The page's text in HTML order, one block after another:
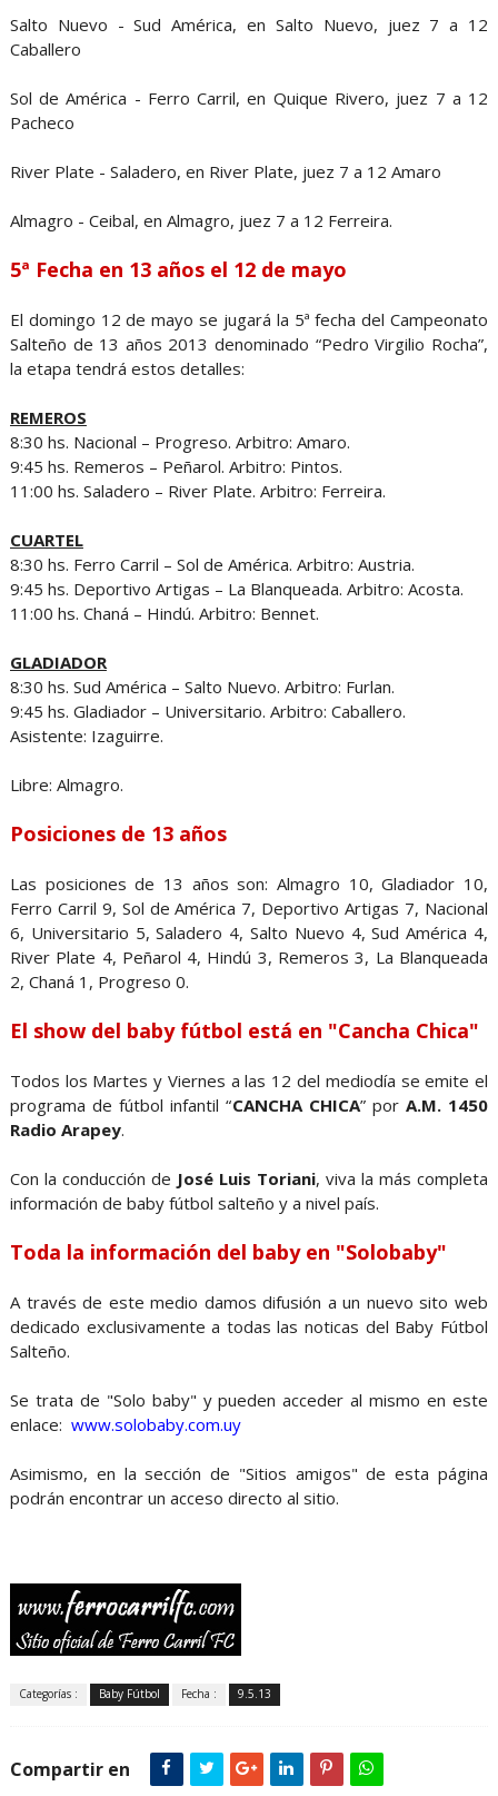
Salto Nuevo - Sud América, en Salto Nuevo, juez 7 a 12
Caballero
Sol de América - Ferro Carril, en Quique Rivero, juez 7 a 12
Pacheco
River Plate - Saladero, en River Plate, juez 7 a 12 Amaro
Almagro - Ceibal, en Almagro, juez 7 a 12 Ferreira.
5ª Fecha en 13 años el 12 de mayo
El domingo 12 de mayo se jugará la 5ª fecha del Campeonato
Salteño de 13 años 2013 denominado “Pedro Virgilio Rocha”,
la etapa tendrá estos detalles:
REMEROS
8:30 hs. Nacional – Progreso. Arbitro: Amaro.
9:45 hs. Remeros – Peñarol. Arbitro: Pintos.
11:00 hs. Saladero – River Plate. Arbitro: Ferreira.
CUARTEL
8:30 hs. Ferro Carril – Sol de América. Arbitro: Austria.
9:45 hs. Deportivo Artigas – La Blanqueada. Arbitro: Acosta.
11:00 hs. Chaná – Hindú. Arbitro: Bennet.
GLADIADOR
8:30 hs. Sud América – Salto Nuevo. Arbitro: Furlan.
9:45 hs. Gladiador – Universitario. Arbitro: Caballero.
Asistente: Izaguirre.
Libre: Almagro.
Posiciones de 13 años
Las posiciones de 13 años son: Almagro 10, Gladiador 10,
Ferro Carril 9, Sol de América 7, Deportivo Artigas 7, Nacional
6, Universitario 5, Saladero 4, Salto Nuevo 4, Sud América 4,
River Plate 4, Peñarol 4, Hindú 3, Remeros 3, La Blanqueada
2, Chaná 1, Progreso 0.
El show del baby fútbol está en "Cancha Chica"
Todos los Martes y Viernes a las 12 del mediodía se emite el
programa de fútbol infantil “CANCHA CHICA” por A.M. 1450
Radio Arapey.
Con la conducción de José Luis Toriani, viva la más completa
información de baby fútbol salteño y a nivel país.
Toda la información del baby en "Solobaby"
A través de este medio damos difusión a un nuevo sito web
dedicado exclusivamente a todas las noticas del Baby Fútbol
Salteño.
Se trata de "Solo baby" y pueden acceder al mismo en este
enlace: www.solobaby.com.uy
Asimismo, en la sección de "Sitios amigos" de esta página
podrán encontrar un acceso directo al sitio.
Categorías : Baby Fútbol Fecha : 9.5.13
Compartir en